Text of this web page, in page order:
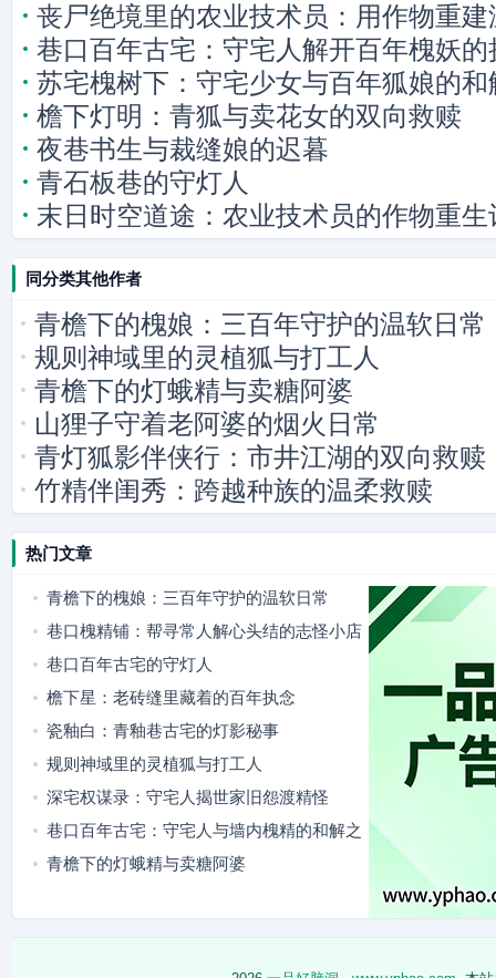
丧尸绝境里的农业技术员：用作物重建
巷口百年古宅：守宅人解开百年槐妖的
苏宅槐树下：守宅少女与百年狐娘的和
檐下灯明：青狐与卖花女的双向救赎
夜巷书生与裁缝娘的迟暮
青石板巷的守灯人
末日时空道途：农业技术员的作物重生
同分类其他作者
青檐下的槐娘：三百年守护的温软日常
规则神域里的灵植狐与打工人
青檐下的灯蛾精与卖糖阿婆
山狸子守着老阿婆的烟火日常
青灯狐影伴侠行：市井江湖的双向救赎
竹精伴闺秀：跨越种族的温柔救赎
热门文章
青檐下的槐娘：三百年守护的温软日常
巷口槐精铺：帮寻常人解心头结的志怪小店
巷口百年古宅的守灯人
檐下星：老砖缝里藏着的百年执念
瓷釉白：青釉巷古宅的灯影秘事
规则神域里的灵植狐与打工人
深宅权谋录：守宅人揭世家旧怨渡精怪
巷口百年古宅：守宅人与墙内槐精的和解之
约
青檐下的灯蛾精与卖糖阿婆